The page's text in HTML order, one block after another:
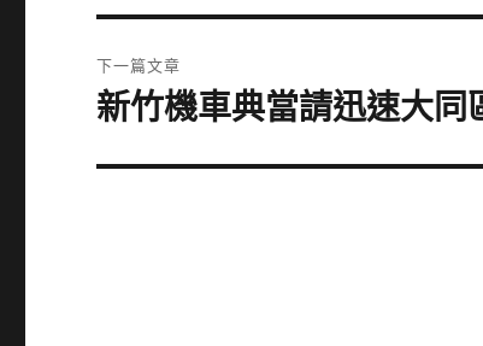
篇
文
章:
下一篇文章
下
篇
新竹機車典當請迅速大